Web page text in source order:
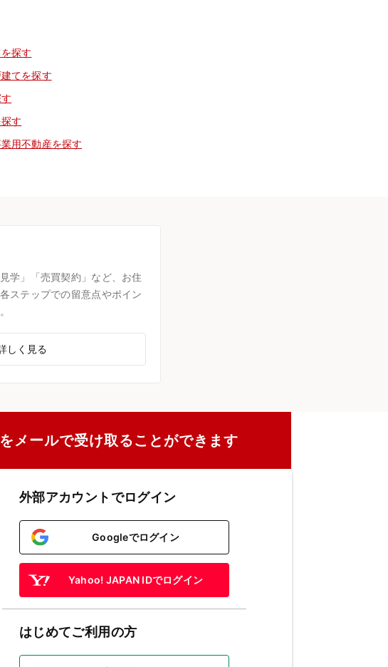
探す
てを探す
す
用不動産を探す
学」「売買契約」など、お住
ステップでの留意点やポイン
しく見る
メールで受け取ることができます
外部アカウントでログイン
Googleでログイン
Yahoo! JAPAN IDでログイン
はじめてご利用の方